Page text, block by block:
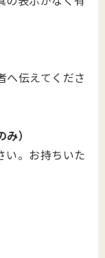
へ伝えてくださ
）
い。お持ちいた